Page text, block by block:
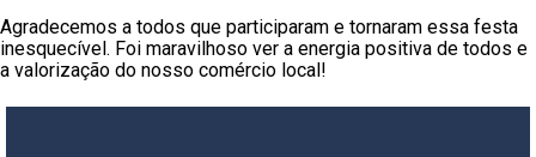
Agradecemos a todos que participaram e tornaram essa festa
inesquecível. Foi maravilhoso ver a energia positiva de todos e
a valorização do nosso comércio local!